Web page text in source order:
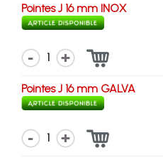
Pointes J 16 mm INOX
1
Pointes J 16 mm GALVA
1